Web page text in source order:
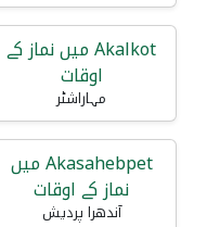
Akalkot میں نماز کے
اوقات
مہاراشٹر
Akasahebpet میں
نماز کے اوقات
آندھرا پردیش